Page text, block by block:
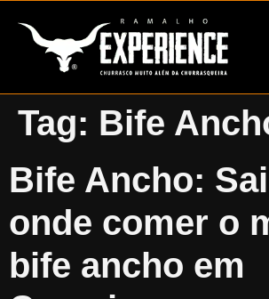
Tag: Bife
Bife Ancho:
onde comer o
bife ancho em